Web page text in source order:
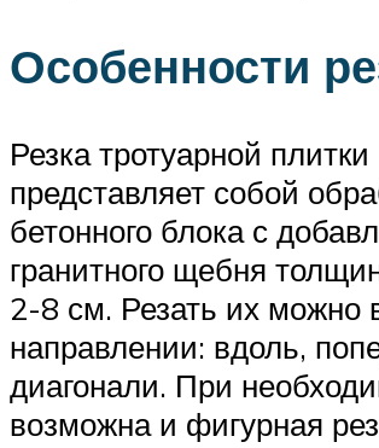
Особенности
Резка тротуарной плитки
представляет собой
бетонного блока с
гранитного щебня
2-8 см. Резать их можно
направлении: вдоль,
диагонали. При
возможна и фигурная